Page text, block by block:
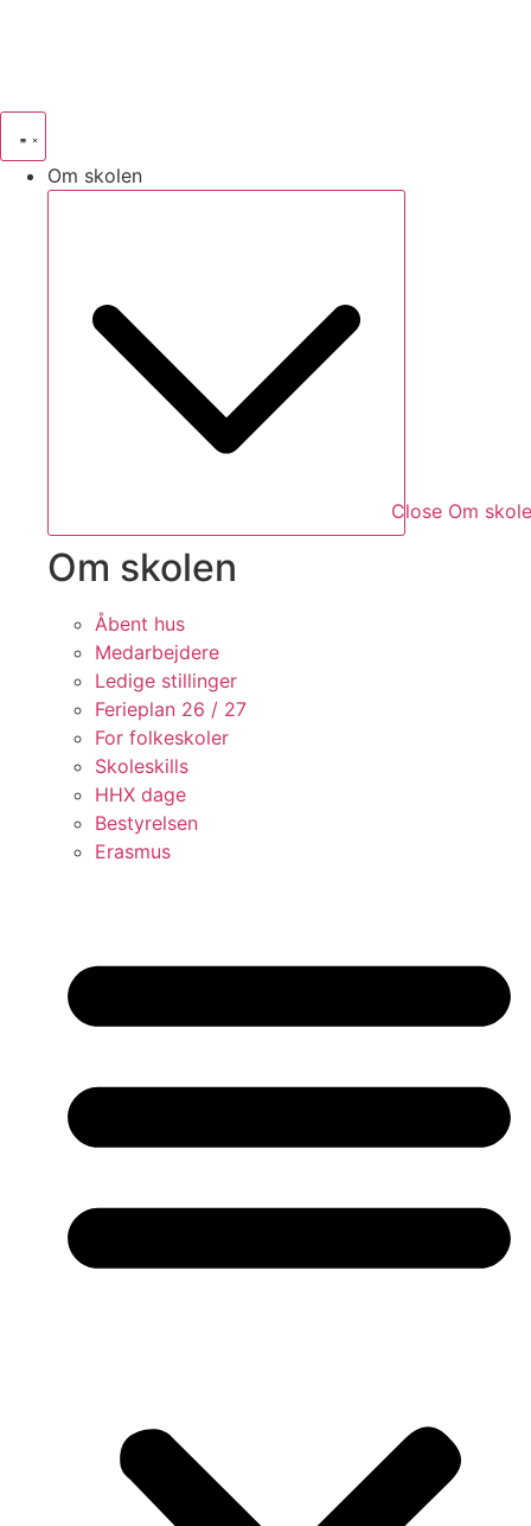
Om skolen
Close Om
Om skolen
Åbent hus
Medarbejdere
Ledige stillinger
Ferieplan 26 / 27
For folkeskoler
Skoleskills
HHX dage
Bestyrelsen
Erasmus